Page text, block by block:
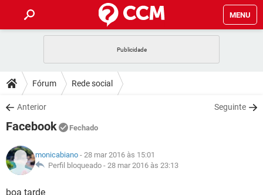
MENU
CELULAR
OUTLOOK
INSTAGRAM
GUIA DE COMPRAS
DICAS
JOGOS
INSTAGRAM GMAIL
GUIA DE COMPRAS
DOWNLOADS
JOGOS
CELULAR
OUTLOOK EXCEL
INSTAGRAM
JOGOS WHATSAPP
CELULAR
GLOSSÁRIO
Fórum Rede social
Anterior Seguinte
Facebook Fechado
monicabiano - 28 mar 2016 às 15:01
Perfil bloqueado - 28 mar 2016 às 23:13
boa tarde